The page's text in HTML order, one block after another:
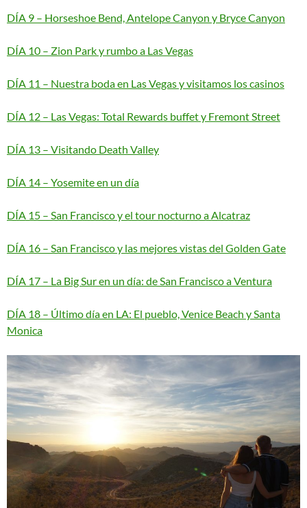
DÍA 9 – Horseshoe Bend, Antelope Canyon y Bryce Canyon
DÍA 10 – Zion Park y rumbo a Las Vegas
DÍA 11 – Nuestra boda en Las Vegas y visitamos los casinos
DÍA 12 – Las Vegas: Total Rewards buffet y Fremont Street
DÍA 13 – Visitando Death Valley
DÍA 14 – Yosemite en un día
DÍA 15 – San Francisco y el tour nocturno a Alcatraz
DÍA 16 – San Francisco y las mejores vistas del Golden Gate
DÍA 17 – La Big Sur en un día: de San Francisco a Ventura
DÍA 18 – Último día en LA: El pueblo, Venice Beach y Santa
Monica